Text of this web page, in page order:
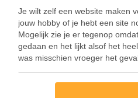
Je wilt zelf een website maken
jouw hobby of je hebt een site
Mogelijk zie je er tegenop
gedaan en het lijkt alsof het
was misschien vroeger het